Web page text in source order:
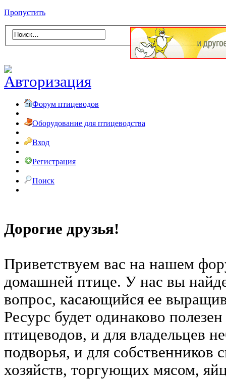
Пропустить
Форум птицеводов
Оборудование для птицеводства
Вход
Регистрация
Поиск
Дорогие друзья!
Приветствуем вас на нашем
домашней птице. У нас вы
вопрос, касающийся ее
Ресурс будет одинаково
птицеводов, и для владельцев
подворья, и для собственников
хозяйств, торгующих мясом,